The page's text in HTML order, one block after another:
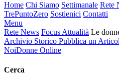
Home Chi Siamo Settimanale Rete
TrePuntoZero Sostienici Contatti
Menu
Rete News Focus Attualità Le
Archivio Storico Pubblica un
NoiDonne Online
Cerca